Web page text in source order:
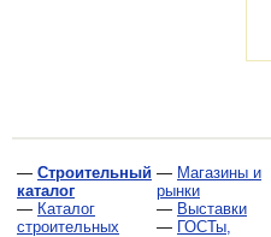
— Строительный
каталог
— Каталог
строительных
— Магазины и
рынки
— Выставки
— ГОСТы,